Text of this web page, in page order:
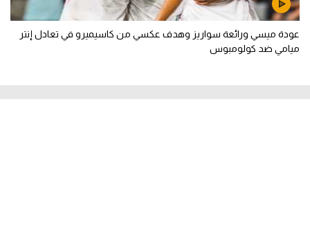
عودة ميسي ورائعة سواريز وهدف عكسي من كاسيميرو في تعادل إنتر
ميامي ضد كولومبوس